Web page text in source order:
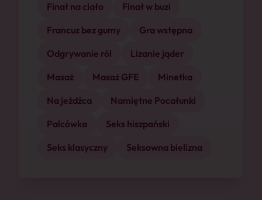
Finał na ciało
Finał w buzi
Francuz bez gumy
Gra wstępna
Odgrywanie ról
Lizanie jąder
Masaż
Masaż GFE
Minetka
Na jeźdźca
Namiętne Pocałunki
Palcówka
Seks hiszpański
Seks klasyczny
Seksowna bielizna